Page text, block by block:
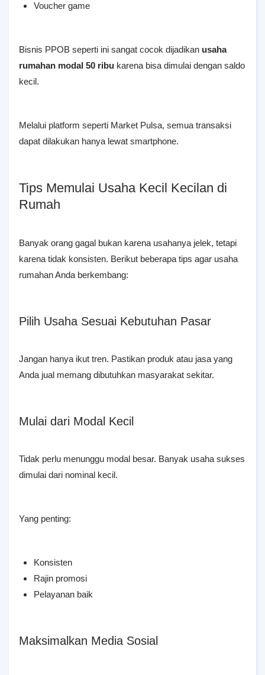
Voucher game
Bisnis PPOB seperti ini sangat cocok dijadikan usaha
rumahan modal 50 ribu karena bisa dimulai dengan saldo
kecil.
Melalui platform seperti Market Pulsa, semua transaksi
dapat dilakukan hanya lewat smartphone.
Tips Memulai Usaha Kecil Kecilan di
Rumah
Banyak orang gagal bukan karena usahanya jelek, tetapi
karena tidak konsisten. Berikut beberapa tips agar usaha
rumahan Anda berkembang:
Pilih Usaha Sesuai Kebutuhan Pasar
Jangan hanya ikut tren. Pastikan produk atau jasa yang
Anda jual memang dibutuhkan masyarakat sekitar.
Mulai dari Modal Kecil
Tidak perlu menunggu modal besar. Banyak usaha sukses
dimulai dari nominal kecil.
Yang penting:
Konsisten
Rajin promosi
Pelayanan baik
Maksimalkan Media Sosial